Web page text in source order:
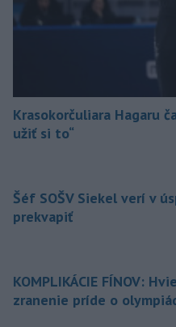
Krasokorčuliara Hagaru
užiť si to“
Šéf SOŠV Siekel verí v
prekvapiť
KOMPLIKÁCIE FÍNOV:
zranenie príde o